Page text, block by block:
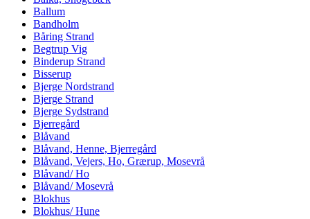
Ballum
Bandholm
Båring Strand
Begtrup Vig
Binderup Strand
Bisserup
Bjerge Nordstrand
Bjerge Strand
Bjerge Sydstrand
Bjerregård
Blåvand
Blåvand, Henne, Bjerregård
Blåvand, Vejers, Ho, Grærup, Mosevrå
Blåvand/ Ho
Blåvand/ Mosevrå
Blokhus
Blokhus/ Hune